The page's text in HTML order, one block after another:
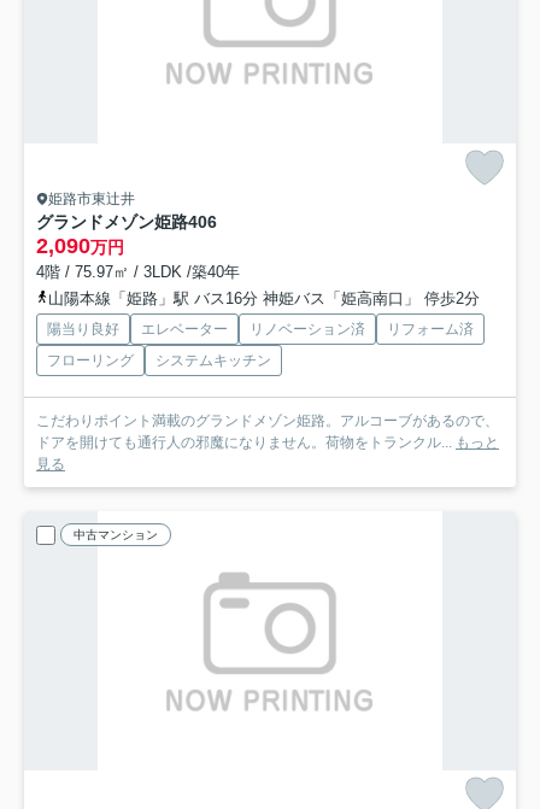
姫路市東辻井
グランドメゾン姫路406
2,090万円
4階 / 75.97㎡ / 3LDK /築40年
山陽本線「姫路」駅 バス16分 神姫バス「姫高南口」 停歩2分
陽当り良好 エレベーター リノベーション済
リフォーム済
フローリング
システムキッチン
こだわりポイント満載のグランドメゾン姫路。アルコーブがあるので、
ドアを開けても通行人の邪魔になりません。荷物をトランクル...
もっと
見る
中古マンション